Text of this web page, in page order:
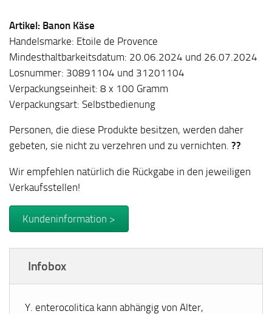
Artikel: Banon Käse
Handelsmarke: Etoile de Provence
Mindesthaltbarkeitsdatum: 20.06.2024 und 26.07.2024
Losnummer: 30891104 und 31201104
Verpackungseinheit: 8 x 100 Gramm
Verpackungsart: Selbstbedienung
Personen, die diese Produkte besitzen, werden daher
gebeten, sie nicht zu verzehren und zu vernichten. ??
Wir empfehlen natürlich die Rückgabe in den jeweiligen
Verkaufsstellen!
Kundeninformation >
Infobox
Y. enterocolitica kann abhängig von Alter,